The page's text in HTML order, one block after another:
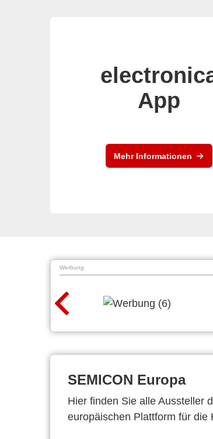
App
Mehr Informationen
Werbung
SEMICON Europa
Hier finden Sie alle Aussteller
europäischen Plattform für die